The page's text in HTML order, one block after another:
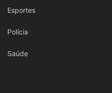
Esportes
Polícia
Saúde